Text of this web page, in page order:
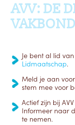
AVV: DE
VAKBOND
Je bent al lid
Lidmaatschap.
Meld je aan voor
stem mee voor
Actief zijn bij
Informeer naar
te nemen.